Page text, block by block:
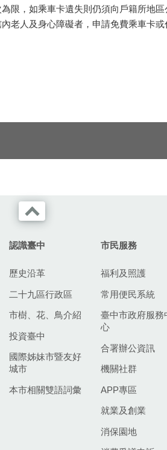
為限，如乘車卡遺失則仍須向戶籍所
內老人及身心障礙者，申請免費乘車
認識臺中
歷史沿革
二十九區行政區
市樹、花、鳥介紹
投資臺中
國際姊妹市暨友好
城市
本市相關雙語詞彙
市民服務
福利及照護
常用便民系統
臺中市政府服務
心
合署辦公資訊
機關社群
APP專區
就業及創業
消保園地